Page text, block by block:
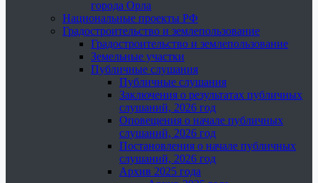
города Орла
Национальные проекты РФ
Градостроительство и землепользование
Градостроительство и землепользование
Земельные участки
Публичные слушания
Публичные слушания
Заключения о результатах публичных
слушаний, 2026 год
Оповещения о начале публичных
слушаний, 2026 год
Постановления о начале публичных
слушаний, 2026 год
Архив 2025 года